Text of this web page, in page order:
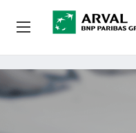
Pasar al contenido principal
Empresas